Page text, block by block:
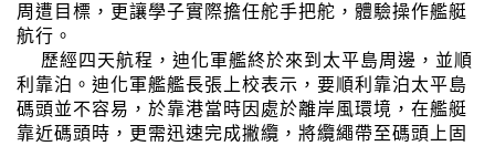
周遭目標，更讓學子實際擔任舵手把舵，體驗操作艦艇
航行。
歷經四天航程，迪化軍艦終於來到太平島周邊，並順
利靠泊。迪化軍艦艦長張上校表示，要順利靠泊太平島
碼頭並不容易，於靠港當時因處於離岸風環境，在艦艇
靠近碼頭時，更需迅速完成撇纜，將纜繩帶至碼頭上固